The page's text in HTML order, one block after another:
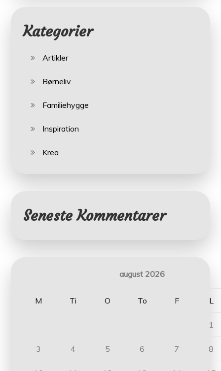
Kategorier
Artikler
Børneliv
Familiehygge
Inspiration
Krea
Seneste Kommentarer
august 2026
M Ti O To F L
1
3 4 5 6 7 8